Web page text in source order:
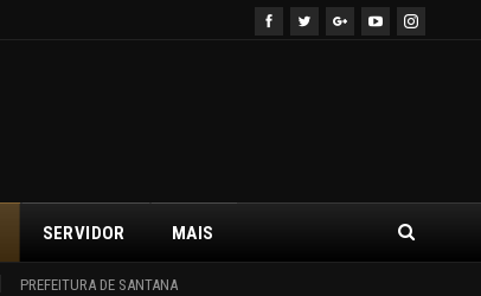
PREFEITURA DE SANTANA
SERVIDOR MAIS